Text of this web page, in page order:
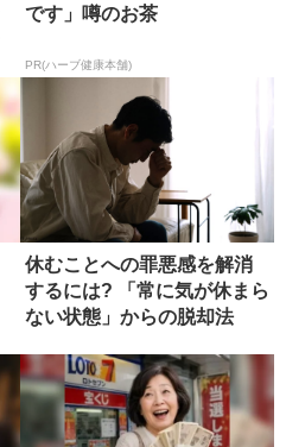
です」噂のお茶
PR(ハーブ健康本舗)
休むことへの罪悪感を解消
するには? 「常に気が休まら
ない状態」からの脱却法